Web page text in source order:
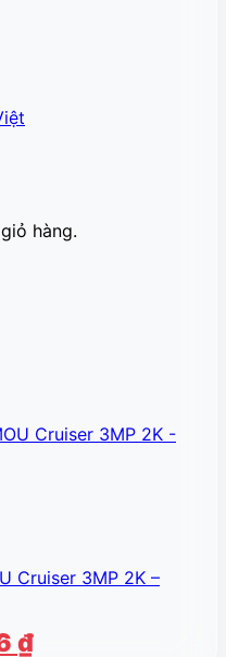
hàng.
Cruiser 3MP 2K –
₫Giá